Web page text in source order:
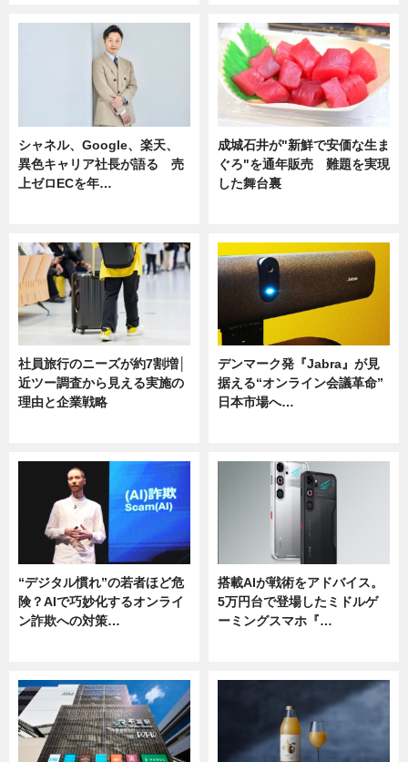
シャネル、Google、楽天、
異色キャリア社長が語る 売
上ゼロECを年…
成城石井が"新鮮で安価な生ま
ぐろ"を通年販売 難題を実現
した舞台裏
社員旅行のニーズが約7割増│
近ツー調査から見える実施の
理由と企業戦略
デンマーク発『Jabra』が見
据える“オンライン会議革命”
日本市場へ…
“デジタル慣れ”の若者ほど危
険？AIで巧妙化するオンライ
ン詐欺への対策…
搭載AIが戦術をアドバイス。
5万円台で登場したミドルゲ
ーミングスマホ『…